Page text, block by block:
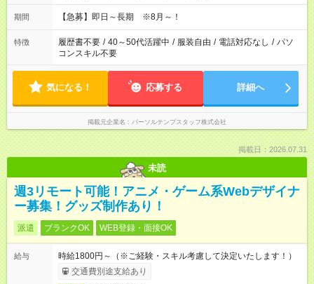
期間 【急募】即日～長期 ※8月～！
特徴 履歴書不要 / 40～50代活躍中 / 服装自由 / 電話対応なし / パソ
コンスキル不要
気になる！ 応募する 詳細へ
掲載元企業名 パーソルテンプスタッフ株式会社
掲載日：2026.07.31
未読
週3リモート可能！アニメ・ゲーム系Webデザイナ
ー募集！グッズ制作あり！
派遣 ブランクOK WEB登録・面接OK
給与
時給1800円～（※ご経験・スキル考慮して決定いたします！）
交通費別途支給あり